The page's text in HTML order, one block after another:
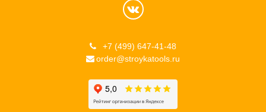
+7 (499) 647-41-48
order@stroykatools.ru